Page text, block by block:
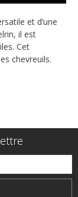
et d’une
il est
Cet
chevreuils.